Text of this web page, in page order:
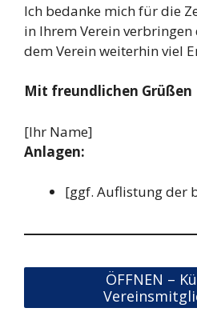
Ich bedanke mich für die
in Ihrem Verein
dem Verein weiterhin viel
Mit freundlichen Grüßen
[Ihr Name]
Anlagen:
[ggf. Auflistung der
ÖFFNEN –